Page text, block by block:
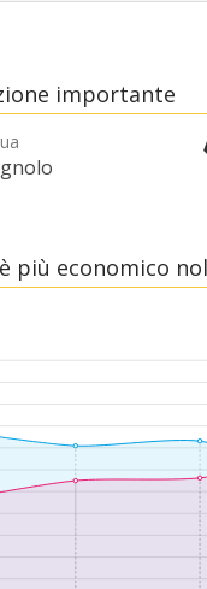
importante
più economico